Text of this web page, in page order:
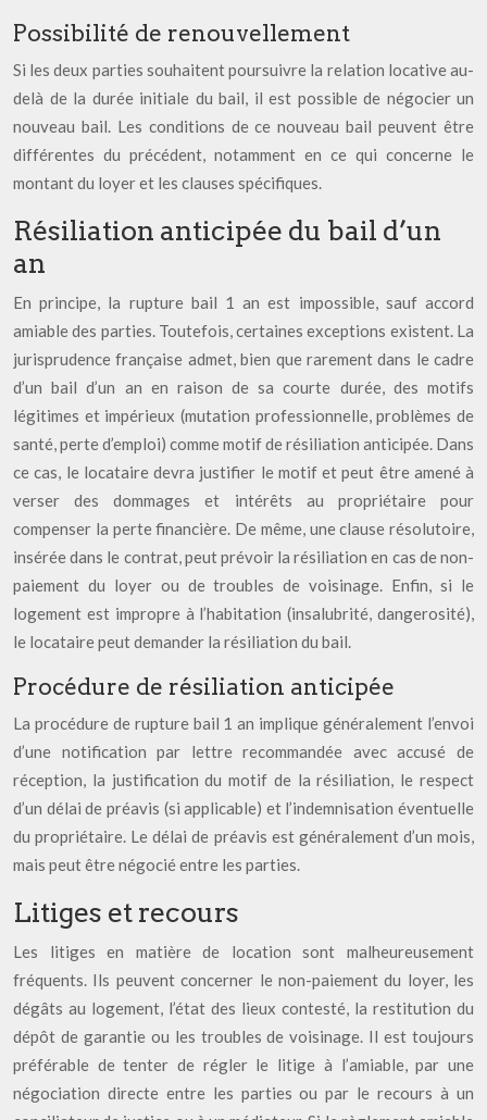
Possibilité de renouvellement
Si les deux parties souhaitent poursuivre la relation locative au-
delà de la durée initiale du bail, il est possible de négocier un
nouveau bail. Les conditions de ce nouveau bail peuvent être
différentes du précédent, notamment en ce qui concerne le
montant du loyer et les clauses spécifiques.
Résiliation anticipée du bail d’un
an
En principe, la rupture bail 1 an est impossible, sauf accord
amiable des parties. Toutefois, certaines exceptions existent. La
jurisprudence française admet, bien que rarement dans le cadre
d’un bail d’un an en raison de sa courte durée, des motifs
légitimes et impérieux (mutation professionnelle, problèmes de
santé, perte d’emploi) comme motif de résiliation anticipée. Dans
ce cas, le locataire devra justifier le motif et peut être amené à
verser des dommages et intérêts au propriétaire pour
compenser la perte financière. De même, une clause résolutoire,
insérée dans le contrat, peut prévoir la résiliation en cas de non-
paiement du loyer ou de troubles de voisinage. Enfin, si le
logement est impropre à l’habitation (insalubrité, dangerosité),
le locataire peut demander la résiliation du bail.
Procédure de résiliation anticipée
La procédure de rupture bail 1 an implique généralement l’envoi
d’une notification par lettre recommandée avec accusé de
réception, la justification du motif de la résiliation, le respect
d’un délai de préavis (si applicable) et l’indemnisation éventuelle
du propriétaire. Le délai de préavis est généralement d’un mois,
mais peut être négocié entre les parties.
Litiges et recours
Les litiges en matière de location sont malheureusement
fréquents. Ils peuvent concerner le non-paiement du loyer, les
dégâts au logement, l’état des lieux contesté, la restitution du
dépôt de garantie ou les troubles de voisinage. Il est toujours
préférable de tenter de régler le litige à l’amiable, par une
négociation directe entre les parties ou par le recours à un